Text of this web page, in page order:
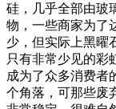
硅，几乎全部由玻
物，一些商家为了
少，但实际上黑曜
只有非常少见的彩
成为了众多消费者
个角落，可那些废